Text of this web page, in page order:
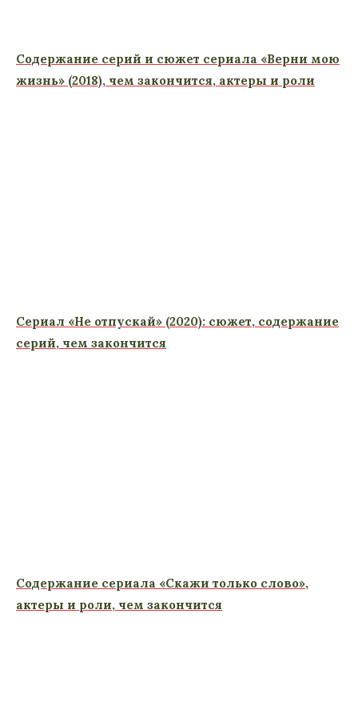
Содержание серий и сюжет сериала «Верни мою
жизнь» (2018), чем закончится, актеры и роли
Сериал «Не отпускай» (2020): сюжет, содержание
серий, чем закончится
Содержание сериала «Скажи только слово»,
актеры и роли, чем закончится